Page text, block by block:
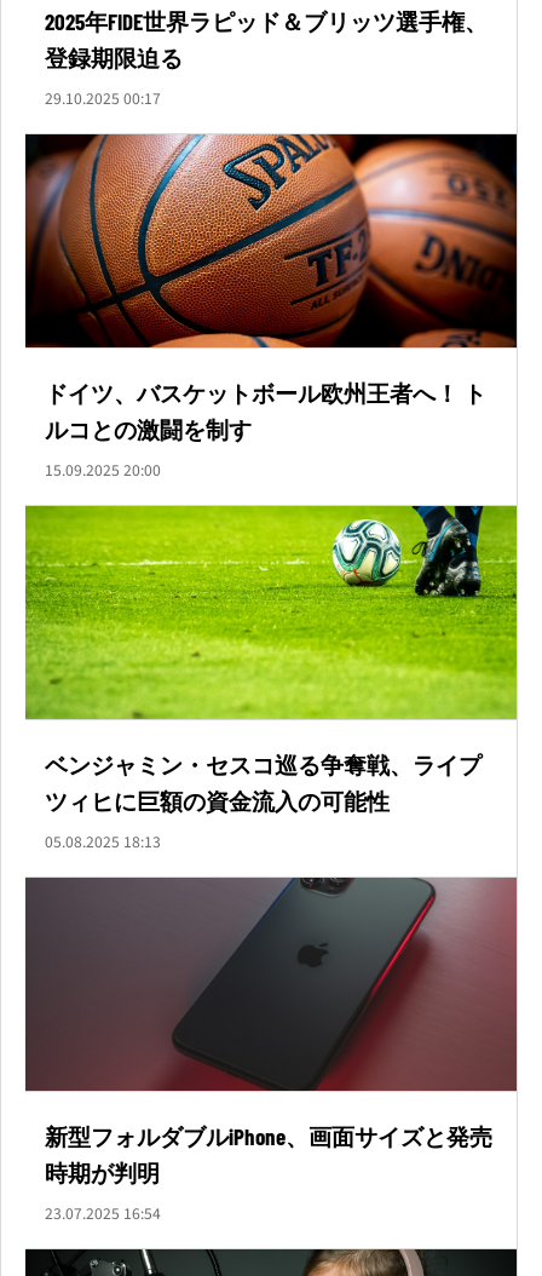
2025年FIDE世界ラピッド＆ブリッツ選手権、
登録期限迫る
29.10.2025 00:17
ドイツ、バスケットボール欧州王者へ！ ト
ルコとの激闘を制す
15.09.2025 20:00
ベンジャミン・セスコ巡る争奪戦、ライプ
ツィヒに巨額の資金流入の可能性
05.08.2025 18:13
新型フォルダブルiPhone、画面サイズと発売
時期が判明
23.07.2025 16:54